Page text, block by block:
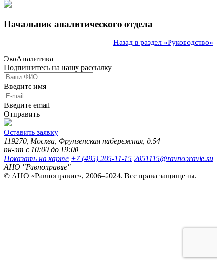
Начальник аналитического отдела
Назад в раздел «Руководство»
ЭкоАналитика
Подпишитесь на нашу рассылку
Введите имя
Введите email
Отправить
Оставить заявку
119270, Москва, Фрунзенская набережная, д.54
пн-пт с 10:00 до 19:00
Показать на карте +7 (495) 205-11-15 2051115@ravnopravie.su
АНО "Равноправие"
© АНО «Равноправие», 2006–2024. Все права защищены.